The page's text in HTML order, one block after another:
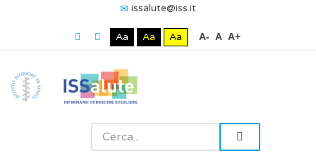
issalute@iss.it
Aa Aa Aa A- A A+